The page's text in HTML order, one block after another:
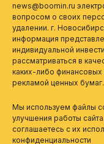
news@boomin.ru
вопросом о своих
удалении. г.
информация
индивидуальной
рассматриваться в
каких-либо финансовых
рекламой ценных бумаг.
Мы используем файлы
улучшения работы
соглашаетесь с их
конфиденциальности